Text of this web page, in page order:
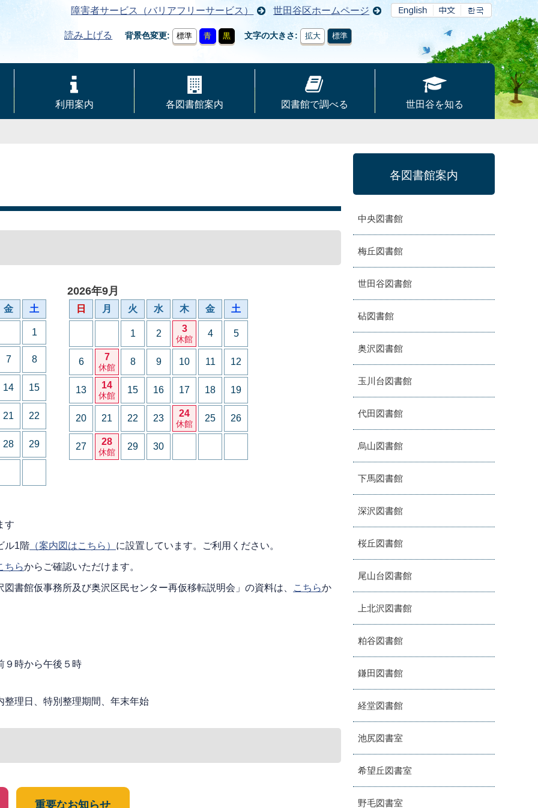
障害者サービス（バリアフリーサービス） 世田谷区ホームページ
読み上げる 背景色変更 標準 青 黒 文字の大きさ 拡大 標準
利用案内 各図書館案内 図書館で調べる 世田谷を知る
金 土
1
7 8
14 15
21 22
28 29
2026年9月
日 月 火 水 木 金 土
1 2 3
休館
4 5
6 7
休館
8 9 10 11 12
13 14
休館
15 16 17 18 19
20 21 22 23 24
休館
25 26
27 28
休館
29 30
す
ル1階 （案内図はこちら） に設置しています。ご利用ください。
ちらからご確認いただけます。
書館仮事務所及び奥沢区民センター再仮移転説明会」の資料は、 こちらか
９時から午後５時
理日、特別整理期間、年末年始
重要なお知らせ
各図書館案内
中央図書館
梅丘図書館
世田谷図書館
砧図書館
奥沢図書館
玉川台図書館
代田図書館
烏山図書館
下馬図書館
深沢図書館
桜丘図書館
尾山台図書館
上北沢図書館
粕谷図書館
鎌田図書館
経堂図書館
池尻図書室
希望丘図書室
野毛図書室